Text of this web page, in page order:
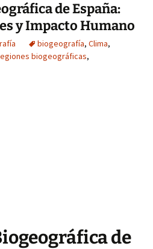
de España:
y Impacto Humano
biogeografía, Clima,
biogeográficas,
de